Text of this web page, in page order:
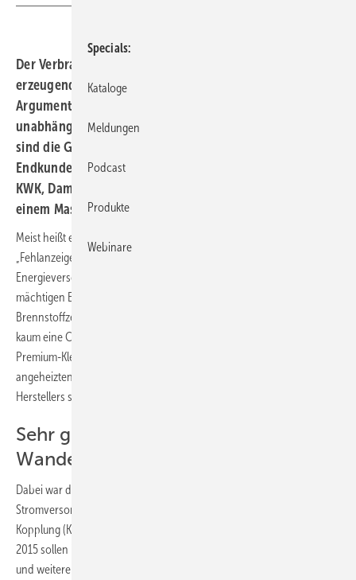
Der Verbraucher scheint bereit zu sein, in ein Strom
erzeugendes Heizsystem zu investieren. Ein zentrales
Argument für viele Interessenten ist das Gefühl,
unabhängig(er) vom Stromver­sorger zu sein. Allerdings
sind die Geräte meist entweder zu teuer oder für
Endkunden nicht ver­fügbar. Ob Stirlingmotor-Mikro-
KWK, Dampfmotoraggregat oder Mikroturbine – von
einem Massenmarkt kann noch lange nicht die Rede sein.
Meist heißt es für an Mikro-KWK interessierte Otto Normalverbraucher:
„Fehlanzeige“. Denn die raren Energiebündel gehen in erster Linie an
Energieversorger – ein taktischer Zug, denn ohne den Segen der
mächtigen EVU wird die Strom erzeugende Heizung, ob mit
Brennstoffzelle, Stirlingaggregat, Dampfmotor oder Mikroturbine,
kaum eine Chance auf größere Stückzahlen haben. Einzig der Dachs –
Premium-Kleinstkraftwerk von Senertec – scheint von der
angeheizten Ökostimmung zu profitieren: die Auftragsbücher des
Herstellers sind voll.
Sehr günstige Gelegenheit für einen
Wandel
Dabei war die Gelegenheit für einen Wandel von den zentralen
Stromversorgungsstrukturen hin zur dezentralen Kraft-Wärme-
Kopplung (KWK) noch nie so günstig wie heute. Denn bis zum Jahr
2015 sollen in Europa 140 GW thermische Kraftwerksleistung ersetzt
und weitere 86 GW hinzugebaut werden [1]. Bis 2030 könnten dann
Specials
Kataloge
Meldungen
Podcast
Produkte
Webinare